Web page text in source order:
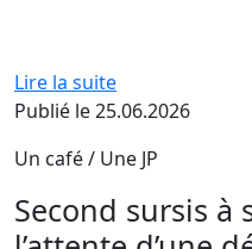
Lire la suite
Publié le 25.06.2026
Un café / Une JP
Second sursis à